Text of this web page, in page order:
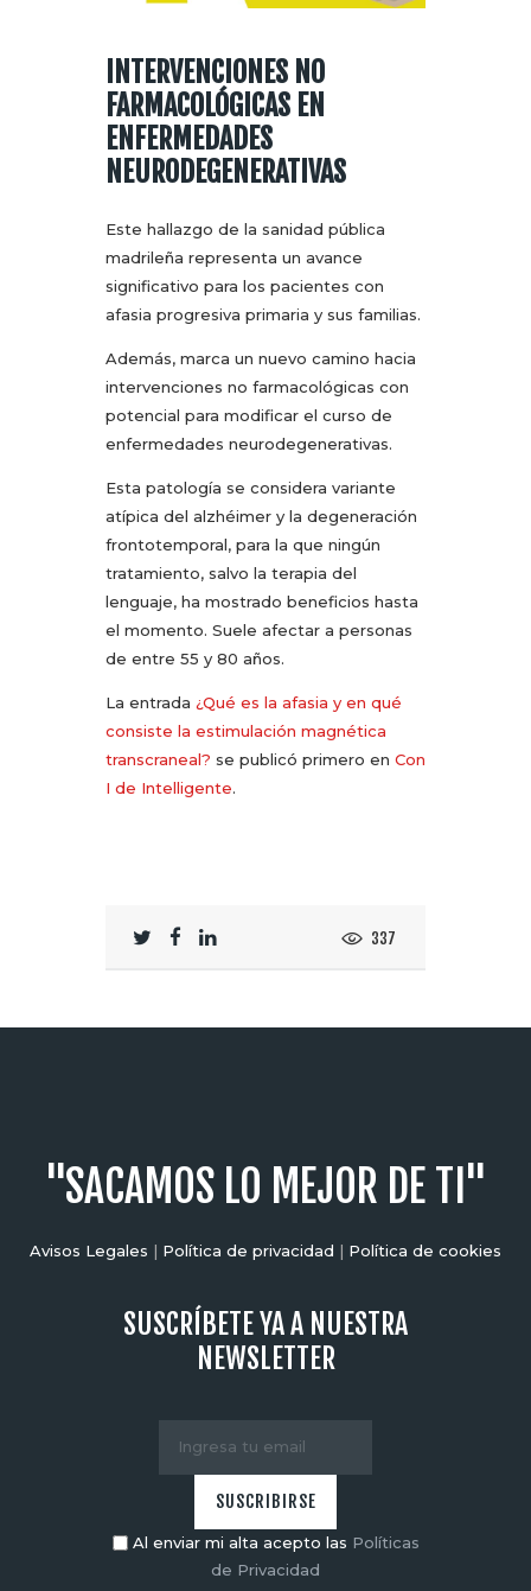
INTERVENCIONES NO
FARMACOLÓGICAS EN
ENFERMEDADES
NEURODEGENERATIVAS
Este hallazgo de la sanidad pública
madrileña representa un avance
significativo para los pacientes con
afasia progresiva primaria y sus familias.
Además, marca un nuevo camino hacia
intervenciones no farmacológicas con
potencial para modificar el curso de
enfermedades neurodegenerativas.
Esta patología se considera variante
atípica del alzhéimer y la degeneración
frontotemporal, para la que ningún
tratamiento, salvo la terapia del
lenguaje, ha mostrado beneficios hasta
el momento. Suele afectar a personas
de entre 55 y 80 años.
La entrada ¿Qué es la afasia y en qué
consiste la estimulación magnética
transcraneal? se publicó primero en Con
I de Intelligente.
337
"SACAMOS LO MEJOR DE TI"
Avisos Legales | Política de privacidad | Política de cookies
SUSCRÍBETE YA A NUESTRA
NEWSLETTER
Al enviar mi alta acepto las Políticas
de Privacidad